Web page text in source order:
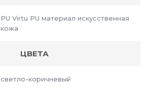
PU Virtu PU материал искусственная
кожа
ЦВЕТА
светло-коричневый